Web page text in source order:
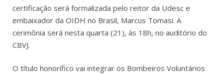
certificação será formalizada pelo reitor da Udesc e
embaixador da OIDH no Brasil, Marcus Tomasi. A
cerimônia será nesta quarta (21), às 18h, no auditório do
CBVJ.
O título honorífico vai integrar os Bombeiros Voluntários